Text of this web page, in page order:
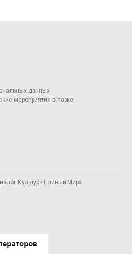
данных
мероприятия в парке
Культур - Единый Мир»